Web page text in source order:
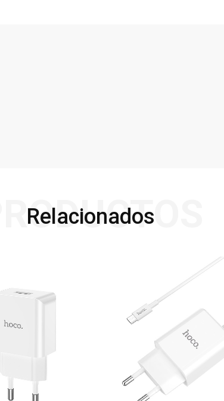
Relacionados
PRODUCTOS